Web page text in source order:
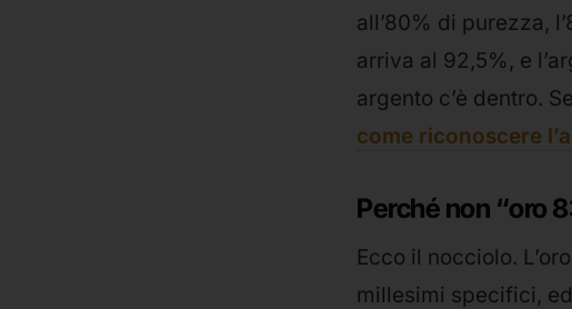
all’80% di purezza,
arriva al 92,5%, e
argento c’è dentro.
come riconoscere
Perché non “oro
Ecco il nocciolo.
millesimi specifici,